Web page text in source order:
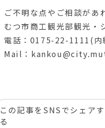
ご不明な点やご相談があ
むつ市商工観光部観光・
電話：0175-22-1111(内
Mail：
この記事をSNSでシェアす
る